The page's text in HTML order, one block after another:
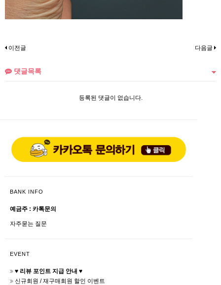
이전글 다음글
댓글목록
등록된 댓글이 없습니다.
BANK INFO
예금주 : 카톡문의
자주묻는 질문
EVENT
♥ 리뷰 포인트 지급 안내 ♥
신규회원 / 재구매회원 할인 이벤트